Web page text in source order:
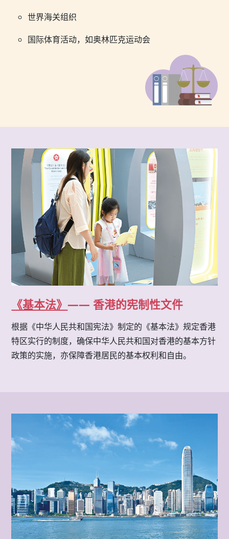
世界海关组织
国际体育活动，如奥林匹克运动会
《基本法》 —— 香港的宪制性文件
根据《中华人民共和国宪法》制定的《基本法》规定香港
特区实行的制度，确保中华人民共和国对香港的基本方针
政策的实施，亦保障香港居民的基本权利和自由。